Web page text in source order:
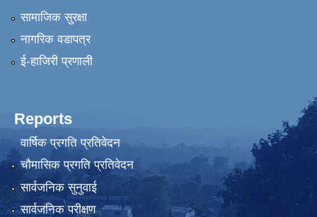
सामाजिक सुरक्षा
नागरिक वडापत्र
ई-हाजिरी प्रणाली
Reports
वार्षिक प्रगति प्रतिवेदन
चौमासिक प्रगति प्रतिवेदन
सार्वजनिक सुनुवाई
सार्वजनिक परीक्षण